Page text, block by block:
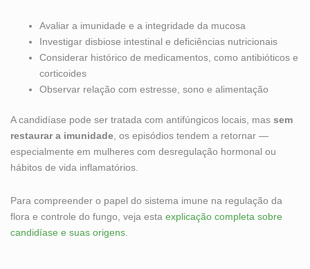
Avaliar a imunidade e a integridade da mucosa
Investigar disbiose intestinal e deficiências nutricionais
Considerar histórico de medicamentos, como antibióticos e
corticoides
Observar relação com estresse, sono e alimentação
A candidíase pode ser tratada com antifúngicos locais, mas sem
restaurar a imunidade , os episódios tendem a retornar —
especialmente em mulheres com desregulação hormonal ou
hábitos de vida inflamatórios.
Para compreender o papel do sistema imune na regulação da
flora e controle do fungo, veja esta explicação completa sobre
candidíase e suas origens